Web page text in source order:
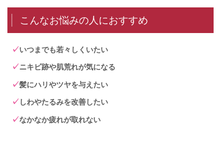
こんなお悩みの人におすすめ
いつまでも若々しくいたい
ニキビ跡や肌荒れが気になる
髪にハリやツヤを与えたい
しわやたるみを改善したい
なかなか疲れが取れない